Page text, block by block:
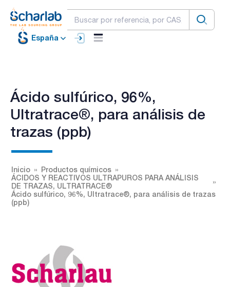
España
Ácido sulfúrico, 96%,
Ultratrace®, para análisis de
trazas (ppb)
Inicio
Productos químicos
ÁCIDOS Y REACTIVOS ULTRAPUROS PARA ANÁLISIS
DE TRAZAS, ULTRATRACE®
Ácido sulfúrico, 96%, Ultratrace®, para análisis de trazas
(ppb)